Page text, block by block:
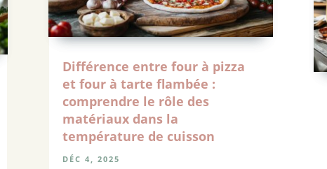
Différence entre four à pizza
et four à tarte flambée :
comprendre le rôle des
matériaux dans la
température de cuisson
DÉC 4, 2025